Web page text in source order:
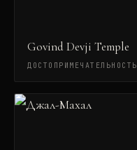
Govind Devji Temple
ДОСТОПРИМЕЧАТЕЛЬНОСТЬ